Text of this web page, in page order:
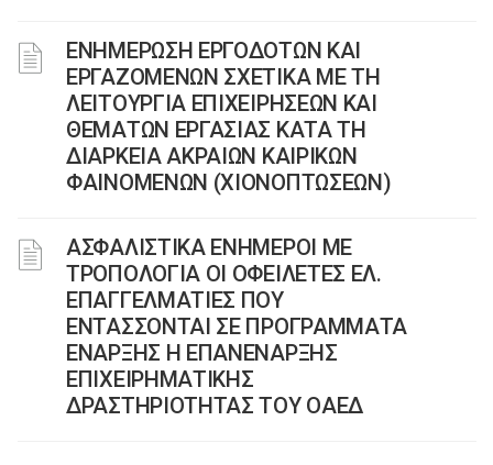
ΕΝΗΜΕΡΩΣΗ ΕΡΓΟΔΟΤΩΝ ΚΑΙ
ΕΡΓΑΖΟΜΕΝΩΝ ΣΧΕΤΙΚΑ ΜΕ ΤΗ
ΛΕΙΤΟΥΡΓΙΑ ΕΠΙΧΕΙΡΗΣΕΩΝ ΚΑΙ
ΘΕΜΑΤΩΝ ΕΡΓΑΣΙΑΣ ΚΑΤΑ ΤΗ
ΔΙΑΡΚΕΙΑ ΑΚΡΑΙΩΝ ΚΑΙΡΙΚΩΝ
ΦΑΙΝΟΜΕΝΩΝ (ΧΙΟΝΟΠΤΩΣΕΩΝ)
ΑΣΦΑΛΙΣΤΙΚΑ ΕΝΗΜΕΡΟΙ ΜΕ
ΤΡΟΠΟΛΟΓΙΑ ΟΙ ΟΦΕΙΛΕΤΕΣ ΕΛ.
ΕΠΑΓΓΕΛΜΑΤΙΕΣ ΠΟΥ
ΕΝΤΑΣΣΟΝΤΑΙ ΣΕ ΠΡΟΓΡΑΜΜΑΤΑ
ΕΝΑΡΞΗΣ Η ΕΠΑΝΕΝΑΡΞΗΣ
ΕΠΙΧΕΙΡΗΜΑΤΙΚΗΣ
ΔΡΑΣΤΗΡΙΟΤΗΤΑΣ ΤΟΥ ΟΑΕΔ